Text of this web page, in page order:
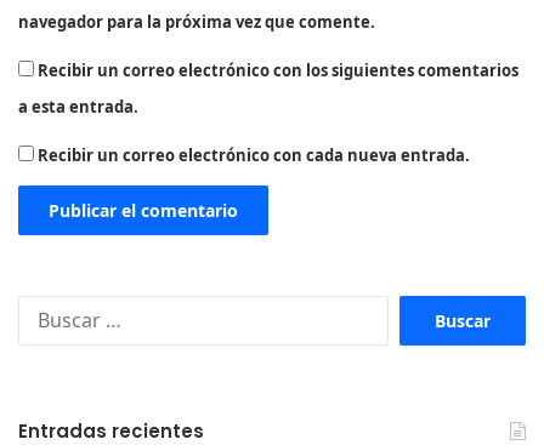
navegador para la próxima vez que comente.
Recibir un correo electrónico con los siguientes comentarios
a esta entrada.
Recibir un correo electrónico con cada nueva entrada.
Entradas recientes